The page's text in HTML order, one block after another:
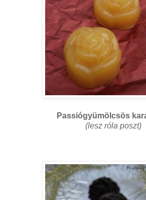
Passiógyümölcsös
(lesz róla poszt)